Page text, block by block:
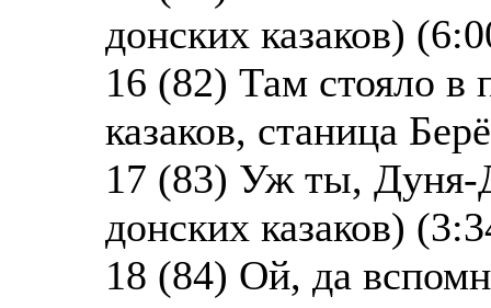
донских казаков)
16 (82) Там стояло в
казаков, станица
17 (83) Уж ты, Дуня-
донских казаков)
18 (84) Ой, да